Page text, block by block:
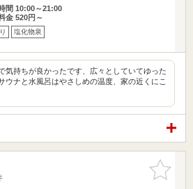
間 10:00～21:00
金 520円～
塩化物泉
気持ちが良かったです、広々としていてゆった
ウナと水風呂はやさしめの温度、家の近くにこ
お気に入
りに追加